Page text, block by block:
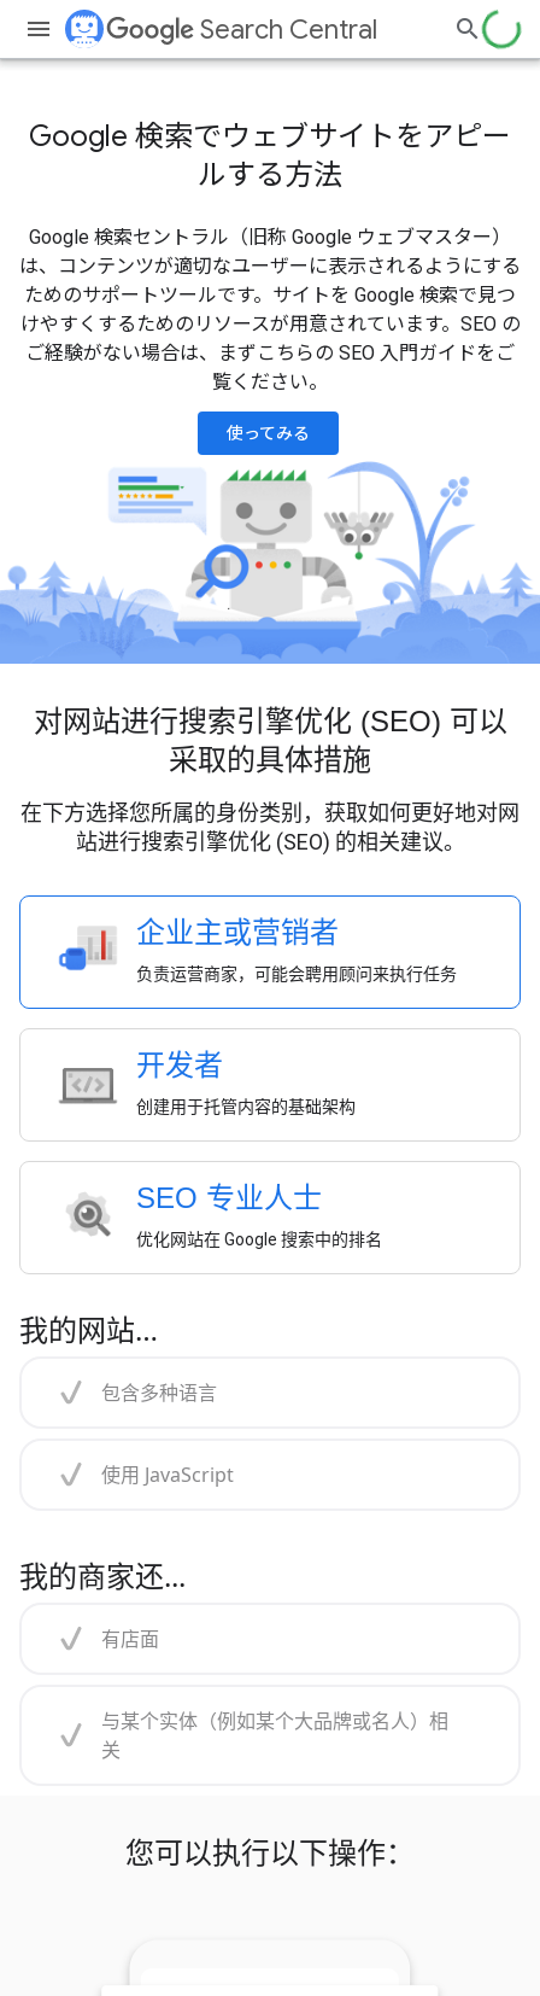
Search Central
Google 検索でウェブサイトをアピー
ルする方法
Google 検索セントラル（旧称 Google ウェブマスター）
は、コンテンツが適切なユーザーに表示されるようにする
ためのサポートツールです。サイトを Google 検索で見つ
けやすくするためのリソースが用意されています。SEO の
ご経験がない場合は、まずこちらの SEO 入門ガイドをご
覧ください。
使ってみる